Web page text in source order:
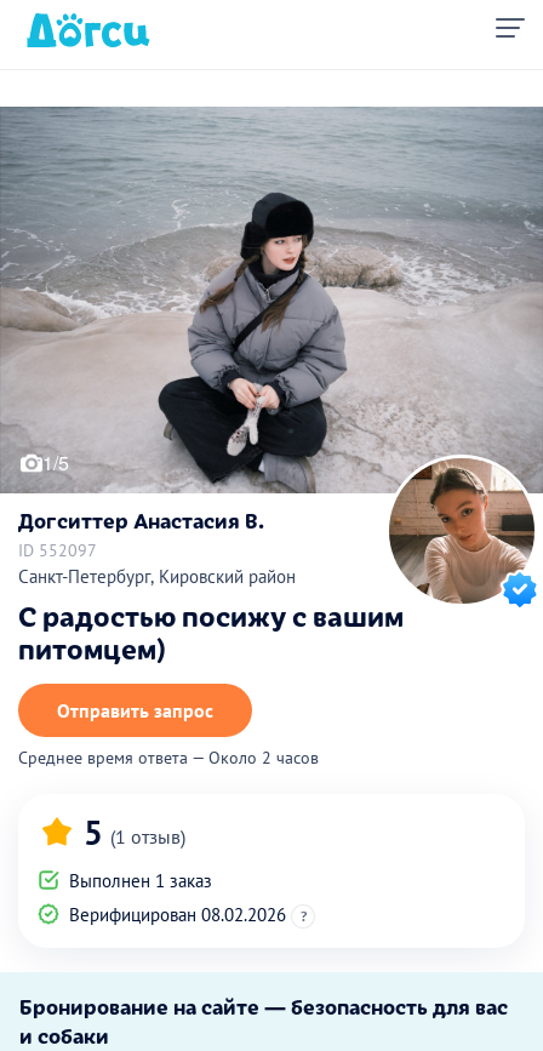
1/5
Догситтер Анастасия В.
ID 552097
Санкт-Петербург, Кировский район
С радостью посижу с вашим
питомцем)
Отправить запрос
Среднее время ответа — Около 2 часов
5 (1 отзыв)
Выполнен 1 заказ
Верифицирован 08.02.2026
?
Бронирование на сайте — безопасность для вас
и собаки